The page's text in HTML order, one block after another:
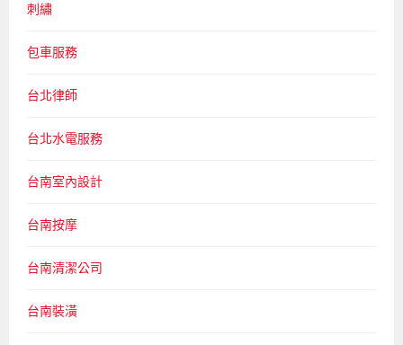
刺繡
包車服務
台北律師
台北水電服務
台南室內設計
台南按摩
台南清潔公司
台南裝潢